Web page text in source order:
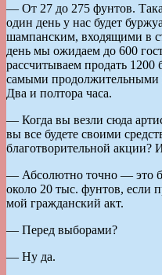
— От 27 до 275 фунтов.
один день у нас будет
шампанским, входящими в
день мы ожидаем до 600
рассчитываем продать 1200
самыми продолжительными
Два и полтора часа.
— Когда вы везли сюда
вы все будете своими
благотворительной акции?
— Абсолютно точно — это
около 20 тыс. фунтов, если
мой гражданский акт.
— Перед выборами?
— Ну да.